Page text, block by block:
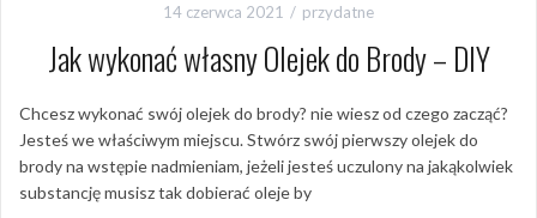
14 czerwca 2021 przydatne
Jak wykonać własny Olejek do Brody – DIY
Chcesz wykonać swój olejek do brody? nie wiesz od czego zacząć?
Jesteś we właściwym miejscu. Stwórz swój pierwszy olejek do
brody na wstępie nadmieniam, jeżeli jesteś uczulony na jakąkolwiek
substancję musisz tak dobierać oleje by